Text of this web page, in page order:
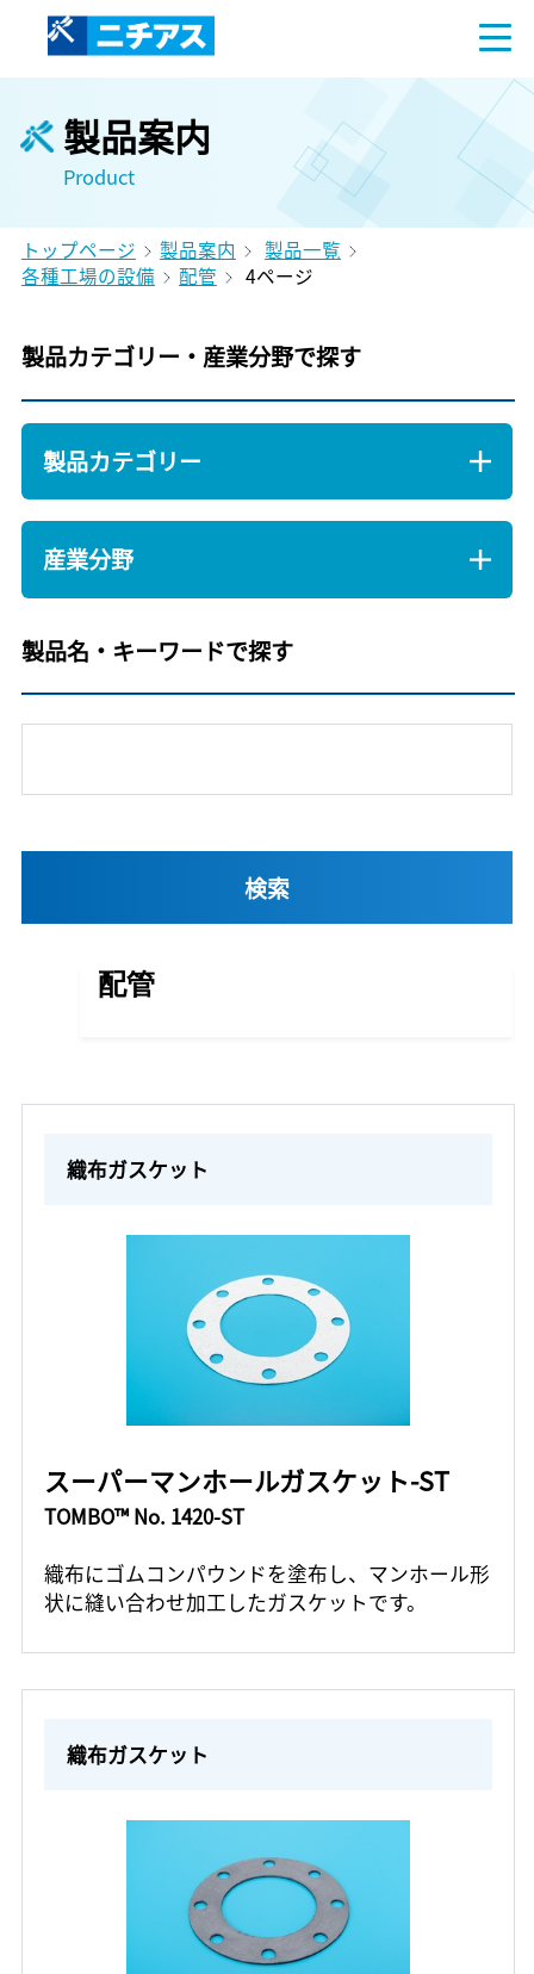
製品案内
Product
トップページ 製品案内
製品一覧
各種工場の設備
配管 4ページ
製品カテゴリー・産業分野で探す
製品カテゴリー
産業分野
製品名・キーワードで探す
配管
織布ガスケット
スーパーマンホールガスケット-ST
TOMBO™ No. 1420-ST
織布にゴムコンパウンドを塗布し、マンホール形
状に縫い合わせ加工したガスケットです。
織布ガスケット